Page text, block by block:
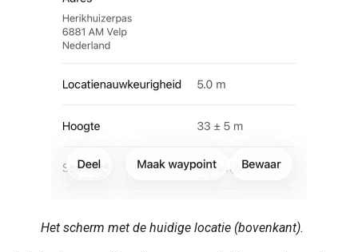
Het scherm met de huidige locatie (bovenkant).